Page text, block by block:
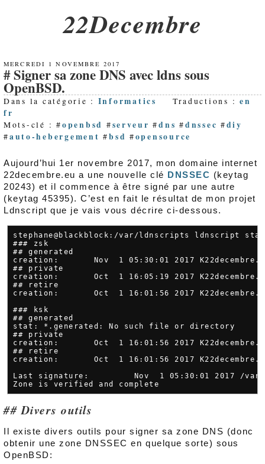
22Decembre
MERCREDI 1 NOVEMBRE 2017
Signer sa zone DNS avec ldns sous
OpenBSD.
Dans la catégorie : Informatics Traductions :en
fr
Mots-clé : #openbsd #serveur #dns #dnssec #diy
#auto-hebergement #bsd #opensource
Aujourd’hui 1er novembre 2017, mon domaine internet
22decembre.eu a une nouvelle clé DNSSEC (keytag
20243) et il commence à être signé par une autre
(keytag 45395). C’est en fait le résultat de mon projet
Ldnscript que je vais vous décrire ci-dessous.
stephane@blackblock:/var/ldnscripts ldnscript
### zsk
## generated
creation:       Nov  1 05:30:01 2017
## private
creation:       Oct  1 16:05:19 2017
## retire
creation:       Oct  1 16:01:56 2017
### ksk
## generated
stat: *.generated: No such file or directory
## private
creation:       Oct  1 16:01:56 2017
## retire
creation:       Oct  1 16:01:56 2017
Last signature:         Nov  1 05:30:01 2017 /var/
Divers outils
Il existe divers outils pour signer sa zone DNS (donc
obtenir une zone DNSSEC en quelque sorte) sous
OpenBSD: